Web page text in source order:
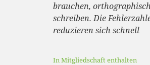
brauchen,
schreiben. Die
reduzieren sich schnell
In Mitgliedschaft enthalten